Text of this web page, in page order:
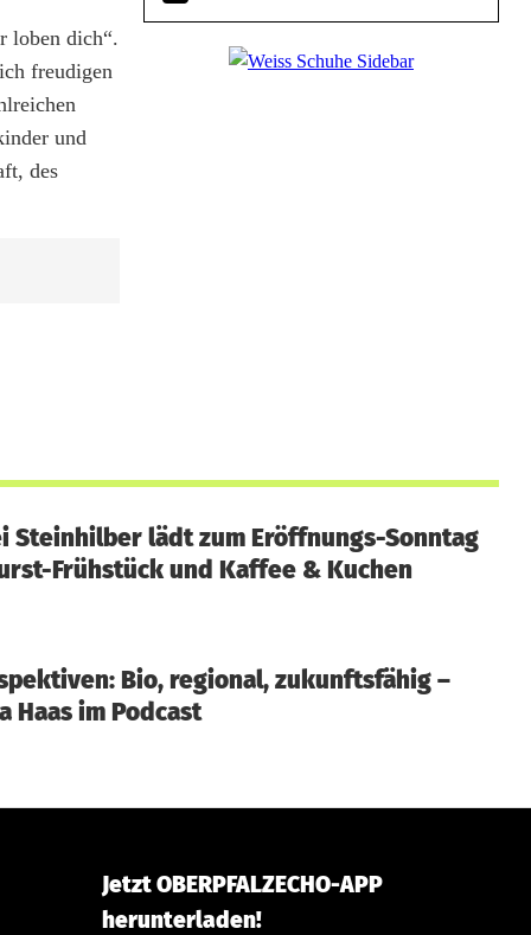
loben dich“.
freudigen
und
des
Steinhilber lädt zum Eröffnungs-Sonntag
Frühstück und Kaffee & Kuchen
Bio, regional, zukunftsfähig –
Haas im Podcast
Jetzt OBERPFALZECHO-APP
herunterladen!